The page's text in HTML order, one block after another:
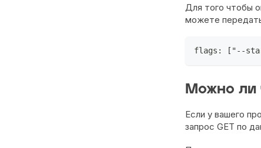
Для того чтобы
можете
flags: ["--
Можно ли
Если у вашего
запрос GET по